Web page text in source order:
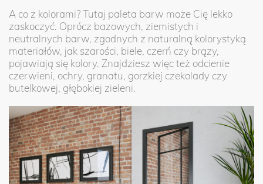
A co z kolorami? Tutaj paleta barw może Cię lekko
zaskoczyć. Oprócz bazowych, ziemistych i
neutralnych barw, zgodnych z naturalną kolorystyką
materiałów, jak szarości, biele, czerń czy brązy,
pojawiają się kolory. Znajdziesz więc też odcienie
czerwieni, ochry, granatu, gorzkiej czekolady czy
butelkowej, głębokiej zieleni.